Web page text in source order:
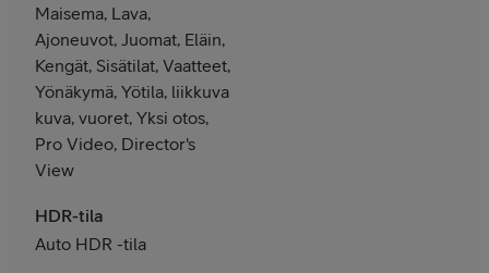
Maisema, Lava,
Ajoneuvot, Juomat, Eläin,
Kengät, Sisätilat, Vaatteet,
Yönäkymä, Yötila, liikkuva
kuva, vuoret, Yksi otos,
Pro Video, Director's
View
HDR-tila
Auto HDR -tila